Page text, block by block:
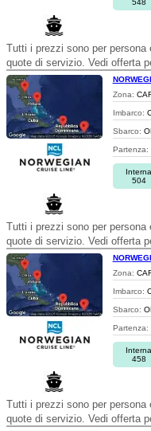
548
Tutti i prezzi sono per
quote di servizio. Vedi offerta
Zona:
Imbarco:
Sbarco:
Partenza:
Interna
504
Tutti i prezzi sono per
quote di servizio. Vedi offerta
Zona:
Imbarco:
Sbarco:
Partenza:
Interna
458
Tutti i prezzi sono per
quote di servizio. Vedi offerta